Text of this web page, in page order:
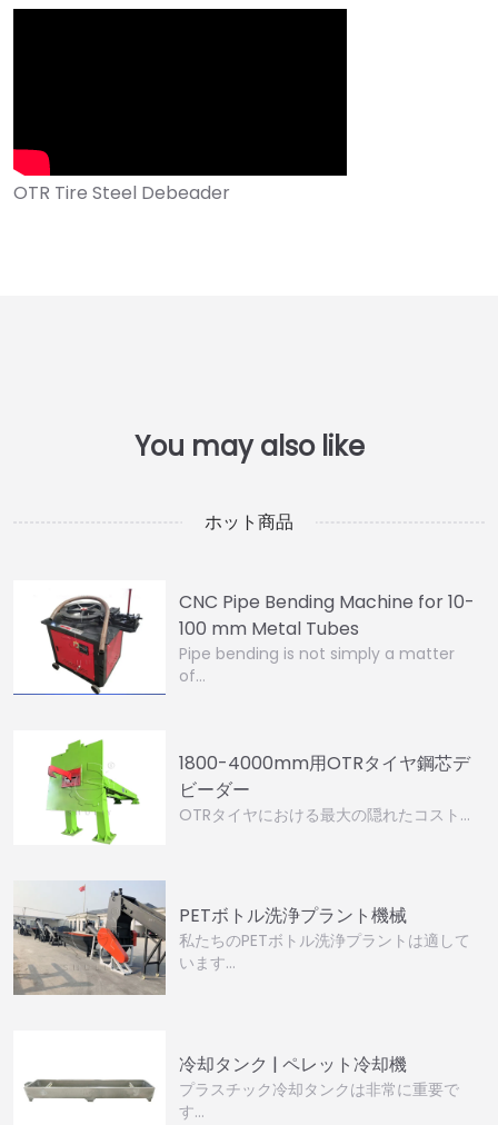
ホット商品
CNC Pipe Bending Machine for 10-
100 mm Metal Tubes
Pipe bending is not simply a matter
of…
1800-4000mm用OTRタイヤ鋼芯デ
ビーダー
OTRタイヤにおける最大の隠れたコスト…
PETボトル洗浄プラント機械
私たちのPETボトル洗浄プラントは適して
います…
冷却タンク | ペレット冷却機
プラスチック冷却タンクは非常に重要で
す…